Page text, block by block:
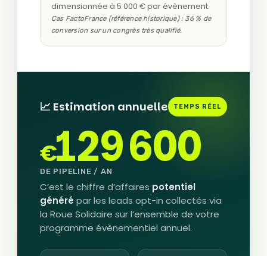
dimensionnée à 5 000 € par évènement.
Cas FactoFrance (référence historique) : 36 % de
conversion sur un congrès très qualifié.
📈 Estimation annuelle TEMPS RÉEL
€129 600
DE PIPELINE / AN
C’est le chiffre d’affaires potentiel
générépar les leads opt-in collectés via
la Roue Solidaire sur l’ensemble de votre
programme évènementiel annuel.